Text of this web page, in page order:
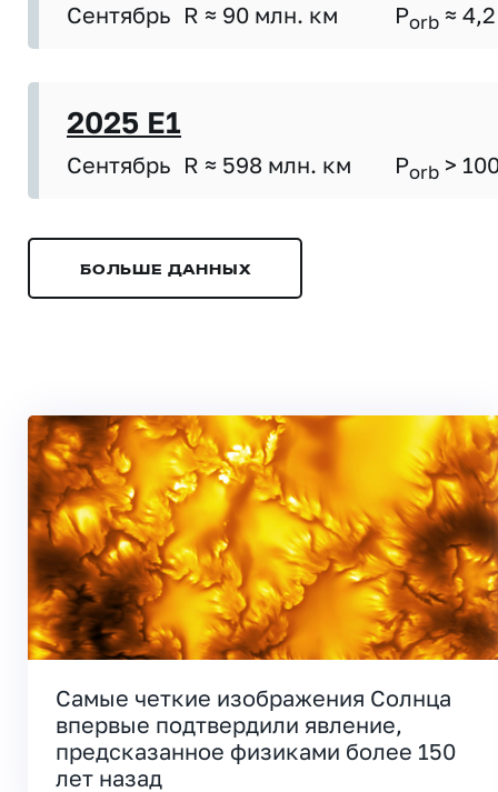
Сентябрь R ≈ 90 млн. км Porb ≈ 4,2
2025 E1
Сентябрь R ≈ 598 млн. км Porb >
БОЛЬШЕ ДАННЫХ
Самые четкие изображения Солнца
впервые подтвердили явление,
предсказанное физиками более 150
лет назад